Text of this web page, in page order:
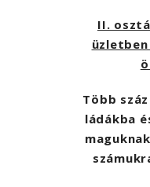
II.
Több
ládákba